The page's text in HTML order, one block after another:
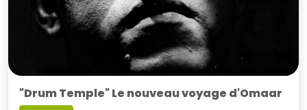
"Drum Temple" Le nouveau voyage d'Omaar